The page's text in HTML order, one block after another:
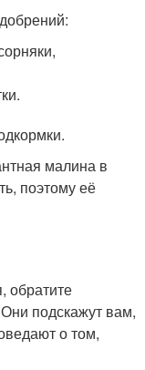
малина в
поэтому её
обратите
подскажут вам,
о том,